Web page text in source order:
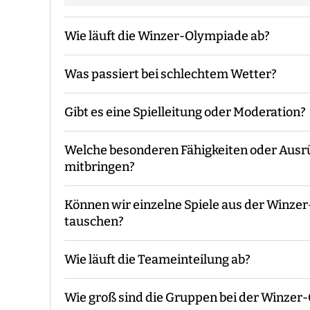
Wie läuft die Winzer-Olympiade ab?
Der Guide kommt mit den Materialien zum
die Gruppeneinteilung. Danach erfolgt eine
Während des Events begleitet Euch der
Ende macht der Guide eine Auswertung
Was passiert bei schlechtem Wetter?
Das Event findet grundsätzlich bei jedem
Unwetterwarnung.
Gibt es eine Spielleitung oder Moderation?
Bei unserer Winzer-Olympiade sind - je
Euch vor Ort.
Welche besonderen Fähigkeiten oder
mitbringen?
Es sind keine speziellen Vorkenntnisse
konzipiert, dass sie für alle Teilnehmer
und bequeme Kleidung zu tragen, sowie
Können wir einzelne Spiele aus der
tauschen?
Das ist im Rahmen unseres Programms
Wie läuft die Teameinteilung ab?
Wir benötigen immer eine gerade Anzahl
Wie groß sind die Gruppen bei der